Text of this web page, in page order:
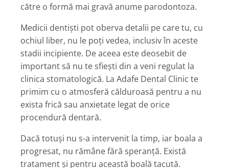
către o formă mai gravă anume parodontoza.
Medicii dentiști pot oberva detalii pe care tu, cu
ochiul liber, nu le poți vedea, inclusiv în aceste
stadii incipiente. De aceea este deosebit de
important să nu te sfiești din a veni regulat la
clinica stomatologică. La Adafe Dental Clinic te
primim cu o atmosferă călduroasă pentru a nu
exista frică sau anxietate legat de orice
procendură dentară.
Dacă totuși nu s-a intervenit la timp, iar boala a
progresat, nu rămâne fără speranță. Există
tratament și pentru această boală tacută.